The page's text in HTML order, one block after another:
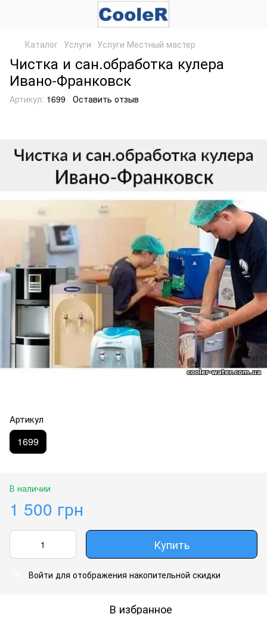
Каталог Услуги Услуги Местный мастер
Чистка и сан.обработка кулера
Ивано-Франковск
Артикул: 1699 Оставить отзыв
Артикул
1699
В наличии
1 500 грн
Купить
Войти для отображения накопительной скидки
В избранное